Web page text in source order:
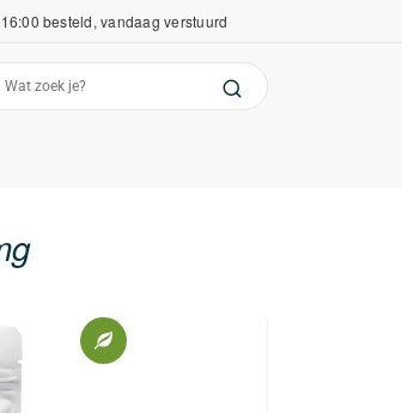
besteld, vandaag verstuurd